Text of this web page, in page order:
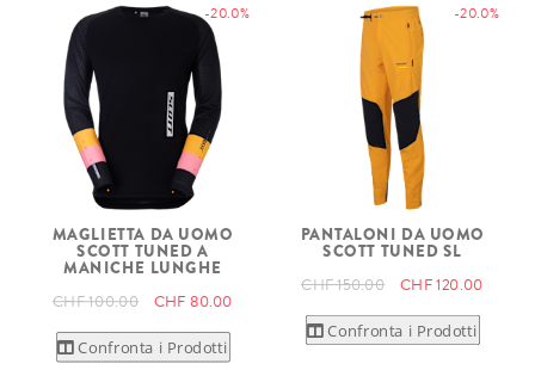
-20.0%
MAGLIETTA DA UOMO
SCOTT TUNED A
MANICHE LUNGHE
CHF 100.00 CHF 80.00
Confronta i Prodotti
-20.0%
PANTALONI DA UOMO
SCOTT TUNED SL
CHF 150.00 CHF 120.00
Confronta i Prodotti